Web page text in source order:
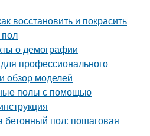
восстановить и покрасить
о демографии
профессионального
обзор моделей
полы с помощью
бетонный пол: пошаговая